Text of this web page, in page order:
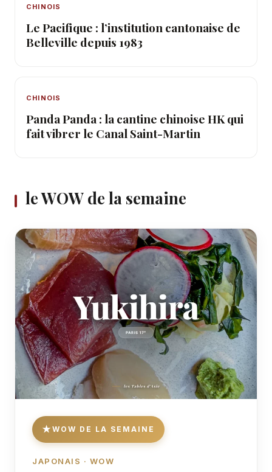
CHINOIS
Le Pacifique : l’institution cantonaise de
Belleville depuis 1983
CHINOIS
Panda Panda : la cantine chinoise HK qui
fait vibrer le Canal Saint-Martin
le WOW de la semaine
WOW DE LA SEMAINE
JAPONAIS · WOW